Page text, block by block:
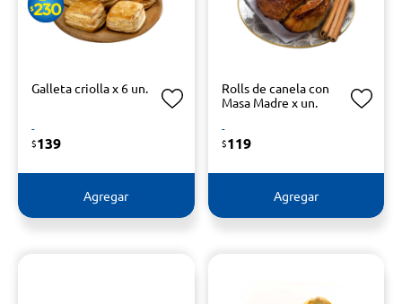
Galleta criolla x 6 un.
-
$139
Agregar
Rolls de canela con
Masa Madre x un.
-
$119
Agregar